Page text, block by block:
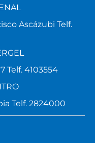
Ascázubi Telf.
Telf. 4103554
Telf. 2824000